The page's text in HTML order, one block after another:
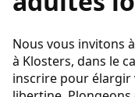
Nous vous invitons
à Klosters, dans le
inscrire pour